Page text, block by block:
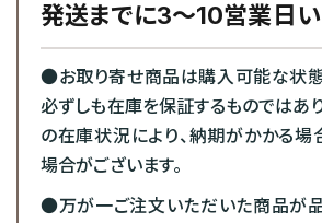
発送までに3～10営業日い
●お取り寄せ商品は購入可能な状態
必ずしも在庫を保証するものではあ
の在庫状況により、納期がかかる場
場合がございます。
●万が一ご注文いただいた商品が